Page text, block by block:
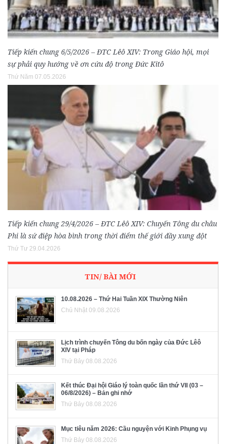
Tiếp kiến chung 6/5/2026 – ĐTC Lêô XIV: Trong Giáo hội, mọi
sự phải quy hướng về ơn cứu độ trong Đức Kitô
Thứ Năm 07.05.2026
Tiếp kiến chung 29/4/2026 – ĐTC Lêô XIV: Chuyến Tông du châu
Phi là sứ điệp hòa bình trong thời điểm thế giới đầy xung đột
Thứ Tư 29.04.2026
TIN/ BÀI MỚI
10.08.2026 – Thứ Hai Tuần XIX Thường Niên
Chủ Nhật 09.08.2026
Lịch trình chuyến Tông du bốn ngày của Đức Lêô
XIV tại Pháp
Thứ Bảy 08.08.2026
Kết thúc Đại hội Giáo lý toàn quốc lần thứ VII (03 –
06/8/2026) – Bản ghi nhớ
Thứ Bảy 08.08.2026
Mục tiêu năm 2026: Cầu nguyện với Kinh Phụng vụ
Thứ Bảy 08.08.2026